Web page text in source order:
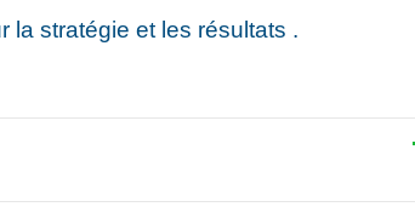
croissance au niveau mondial.
la stratégie et les résultats .